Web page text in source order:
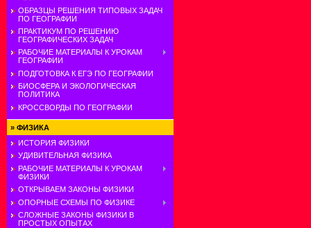
ОБРАЗЦЫ РЕШЕНИЯ ТИПОВЫХ ЗАДАЧ
ПО ГЕОГРАФИИ
ПРАКТИКУМ ПО РЕШЕНИЮ
ГЕОГРАФИЧЕСКИХ ЗАДАЧ
РАБОЧИЕ МАТЕРИАЛЫ К УРОКАМ
ГЕОГРАФИИ
ПОДГОТОВКА К ЕГЭ ПО ГЕОГРАФИИ
БИОСФЕРА И ЭКОЛОГИЧЕСКАЯ
ПОЛИТИКА
КРОССВОРДЫ ПО ГЕОГРАФИИ
» ФИЗИКА
ИСТОРИЯ ФИЗИКИ
УДИВИТЕЛЬНАЯ ФИЗИКА
РАБОЧИЕ МАТЕРИАЛЫ К УРОКАМ
ФИЗИКИ
ОТКРЫВАЕМ ЗАКОНЫ ФИЗИКИ
ОПОРНЫЕ СХЕМЫ ПО ФИЗИКЕ
СЛОЖНЫЕ ЗАКОНЫ ФИЗИКИ В
ПРОСТЫХ ОПЫТАХ